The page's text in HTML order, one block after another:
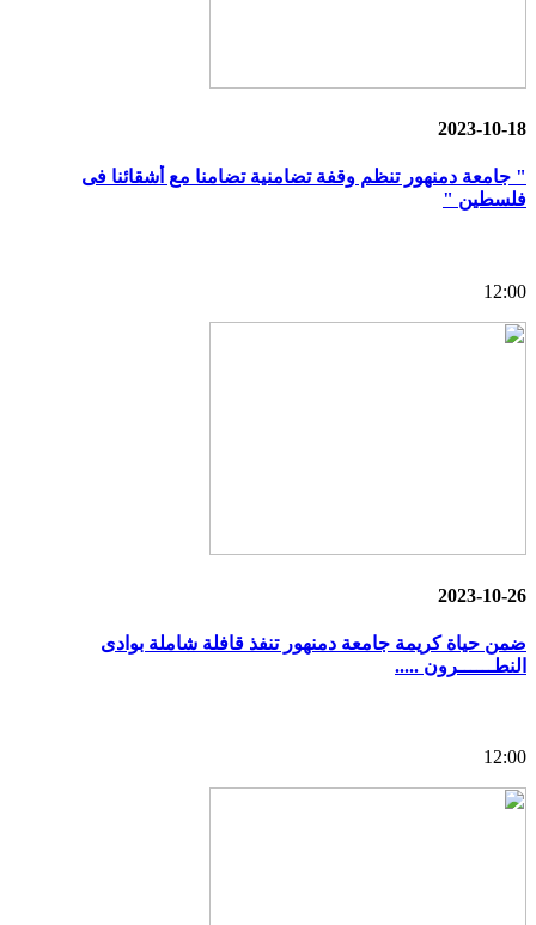
2023-10-18
" جامعة دمنهور تنظم وقفة تضامنية تضامنا مع أشقائنا فى
فلسطين "
12:00
2023-10-26
ضمن حياة كريمة جامعة دمنهور تنفذ قافلة شاملة بوادى
النطــــــرون .....
12:00